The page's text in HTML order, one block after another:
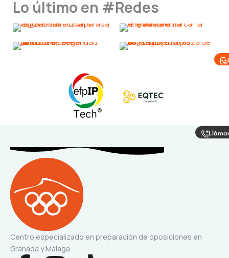
Lo último en #Redes
Centro especializado en preparación de oposiciones en
Granada y Málaga.